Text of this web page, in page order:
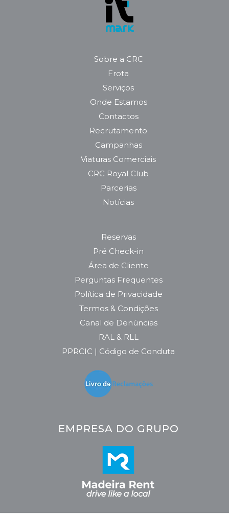
Sobre a CRC
Frota
Serviços
Onde Estamos
Contactos
Recrutamento
Campanhas
Viaturas Comerciais
CRC Royal Club
Parcerias
Notícias
Reservas
Pré Check-in
Área de Cliente
Perguntas Frequentes
Política de Privacidade
Termos & Condições
Canal de Denúncias
RAL & RLL
PPRCIC | Código de Conduta
EMPRESA DO GRUPO